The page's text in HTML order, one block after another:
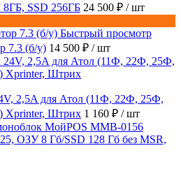
8ГБ, SSD 256ГБ 24 500 ₽ / шт
Быстрый просмотр
7.3 (б/у) 14 500 ₽ / шт
2,5A для Атол (11Ф, 22Ф, 25Ф,
Xprinter, Штрих 1 160 ₽ / шт